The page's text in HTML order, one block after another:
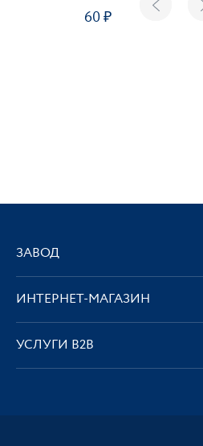
60
ЗАВОД
ИНТЕРНЕТ-МАГАЗИН
УСЛУГИ В2В